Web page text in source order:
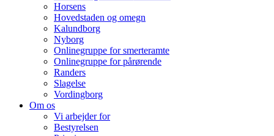
Horsens
Hovedstaden og omegn
Kalundborg
Nyborg
Onlinegruppe for smerteramte
Onlinegruppe for pårørende
Randers
Slagelse
Vordingborg
Om os
Vi arbejder for
Bestyrelsen